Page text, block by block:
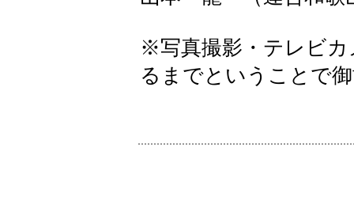
※写真撮影・テレビカ
るまでということで